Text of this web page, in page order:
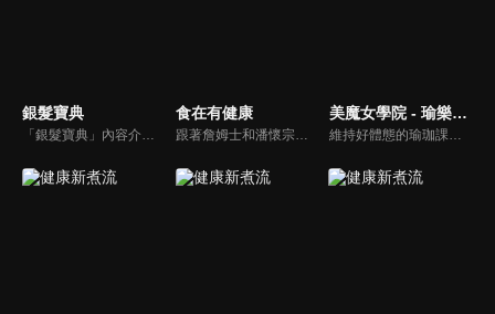
銀髮寶典
「銀髮寶典」內容介紹銀髮族相關的醫療知識，讓爺爺奶奶們能了解銀髮族常見的疾病、或是身體常遇到的問題，並邀請專業的醫師上節目解答，詳細深入且淺顯易懂的方式講述給各位爺爺奶奶們。為銀髮族的身體健康預防把關，讓爺爺奶奶能有一個樂活的退休生活。
食在有健康
跟著詹姆士和潘懷宗博士就能輕鬆學料理！只是品嚐美食之餘，身體健康也要懂得把關，每集都會傳授生活健康資訊，破除一般飲食迷思，讓大家吃得美味、活得健康！
美魔女學院 - 瑜樂生活珈
維持好體態的瑜珈課程，有著豐富的瑜珈姿勢，伸展筋骨舒緩全身疲勞，緊緻肌肉線條，不只能雕塑美美的身材也能夠讓身心靈都暢快健康，跟上我們的腳步一起踏上瑜樂生活珈，輕鬆好上手，快樂享瘦！